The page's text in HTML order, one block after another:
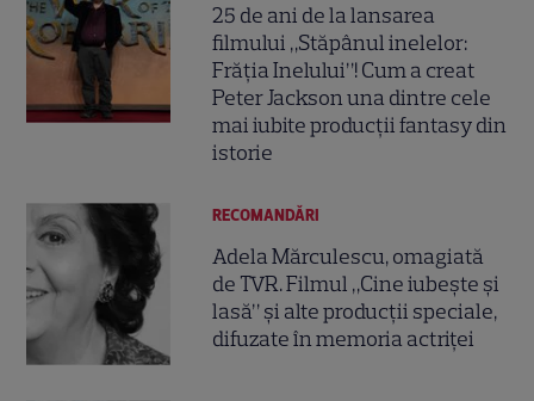
25 de ani de la lansarea
filmului „Stăpânul inelelor:
Frăția Inelului”! Cum a creat
Peter Jackson una dintre cele
mai iubite producții fantasy din
istorie
RECOMANDĂRI
Adela Mărculescu, omagiată
de TVR. Filmul „Cine iubește și
lasă” și alte producții speciale,
difuzate în memoria actriței